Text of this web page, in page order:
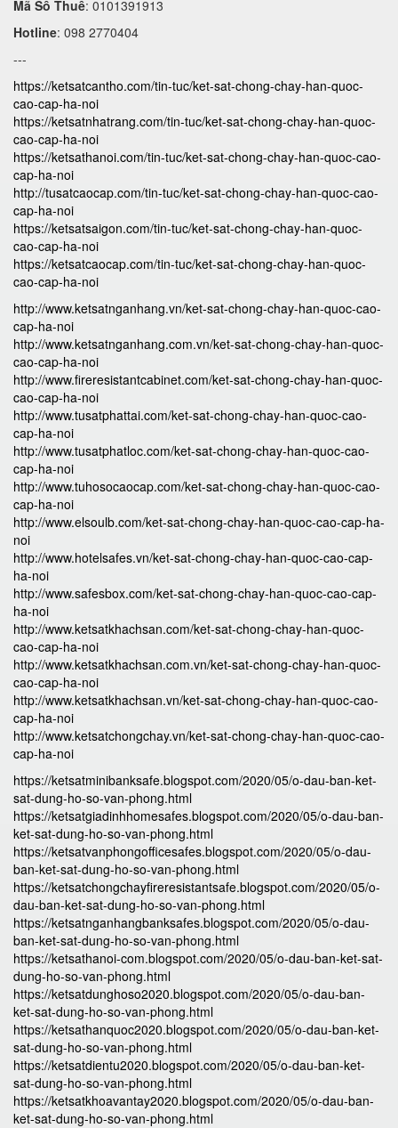
Mã Số Thuế: 0101391913
Hotline: 098 2770404
---
https://ketsatcantho.com/tin-tuc/ket-sat-chong-chay-han-quoc-
cao-cap-ha-noi
https://ketsatnhatrang.com/tin-tuc/ket-sat-chong-chay-han-quoc-
cao-cap-ha-noi
https://ketsathanoi.com/tin-tuc/ket-sat-chong-chay-han-quoc-cao-
cap-ha-noi
http://tusatcaocap.com/tin-tuc/ket-sat-chong-chay-han-quoc-cao-
cap-ha-noi
https://ketsatsaigon.com/tin-tuc/ket-sat-chong-chay-han-quoc-
cao-cap-ha-noi
https://ketsatcaocap.com/tin-tuc/ket-sat-chong-chay-han-quoc-
cao-cap-ha-noi
http://www.ketsatnganhang.vn/ket-sat-chong-chay-han-quoc-cao-
cap-ha-noi
http://www.ketsatnganhang.com.vn/ket-sat-chong-chay-han-quoc-
cao-cap-ha-noi
http://www.fireresistantcabinet.com/ket-sat-chong-chay-han-quoc-
cao-cap-ha-noi
http://www.tusatphattai.com/ket-sat-chong-chay-han-quoc-cao-
cap-ha-noi
http://www.tusatphatloc.com/ket-sat-chong-chay-han-quoc-cao-
cap-ha-noi
http://www.tuhosocaocap.com/ket-sat-chong-chay-han-quoc-cao-
cap-ha-noi
http://www.elsoulb.com/ket-sat-chong-chay-han-quoc-cao-cap-ha-
noi
http://www.hotelsafes.vn/ket-sat-chong-chay-han-quoc-cao-cap-
ha-noi
http://www.safesbox.com/ket-sat-chong-chay-han-quoc-cao-cap-
ha-noi
http://www.ketsatkhachsan.com/ket-sat-chong-chay-han-quoc-
cao-cap-ha-noi
http://www.ketsatkhachsan.com.vn/ket-sat-chong-chay-han-quoc-
cao-cap-ha-noi
http://www.ketsatkhachsan.vn/ket-sat-chong-chay-han-quoc-cao-
cap-ha-noi
http://www.ketsatchongchay.vn/ket-sat-chong-chay-han-quoc-cao-
cap-ha-noi
https://ketsatminibanksafe.blogspot.com/2020/05/o-dau-ban-ket-
sat-dung-ho-so-van-phong.html
https://ketsatgiadinhhomesafes.blogspot.com/2020/05/o-dau-ban-
ket-sat-dung-ho-so-van-phong.html
https://ketsatvanphongofficesafes.blogspot.com/2020/05/o-dau-
ban-ket-sat-dung-ho-so-van-phong.html
https://ketsatchongchayfireresistantsafe.blogspot.com/2020/05/o-
dau-ban-ket-sat-dung-ho-so-van-phong.html
https://ketsatnganhangbanksafes.blogspot.com/2020/05/o-dau-
ban-ket-sat-dung-ho-so-van-phong.html
https://ketsathanoi-com.blogspot.com/2020/05/o-dau-ban-ket-sat-
dung-ho-so-van-phong.html
https://ketsatdunghoso2020.blogspot.com/2020/05/o-dau-ban-
ket-sat-dung-ho-so-van-phong.html
https://ketsathanquoc2020.blogspot.com/2020/05/o-dau-ban-ket-
sat-dung-ho-so-van-phong.html
https://ketsatdientu2020.blogspot.com/2020/05/o-dau-ban-ket-
sat-dung-ho-so-van-phong.html
https://ketsatkhoavantay2020.blogspot.com/2020/05/o-dau-ban-
ket-sat-dung-ho-so-van-phong.html